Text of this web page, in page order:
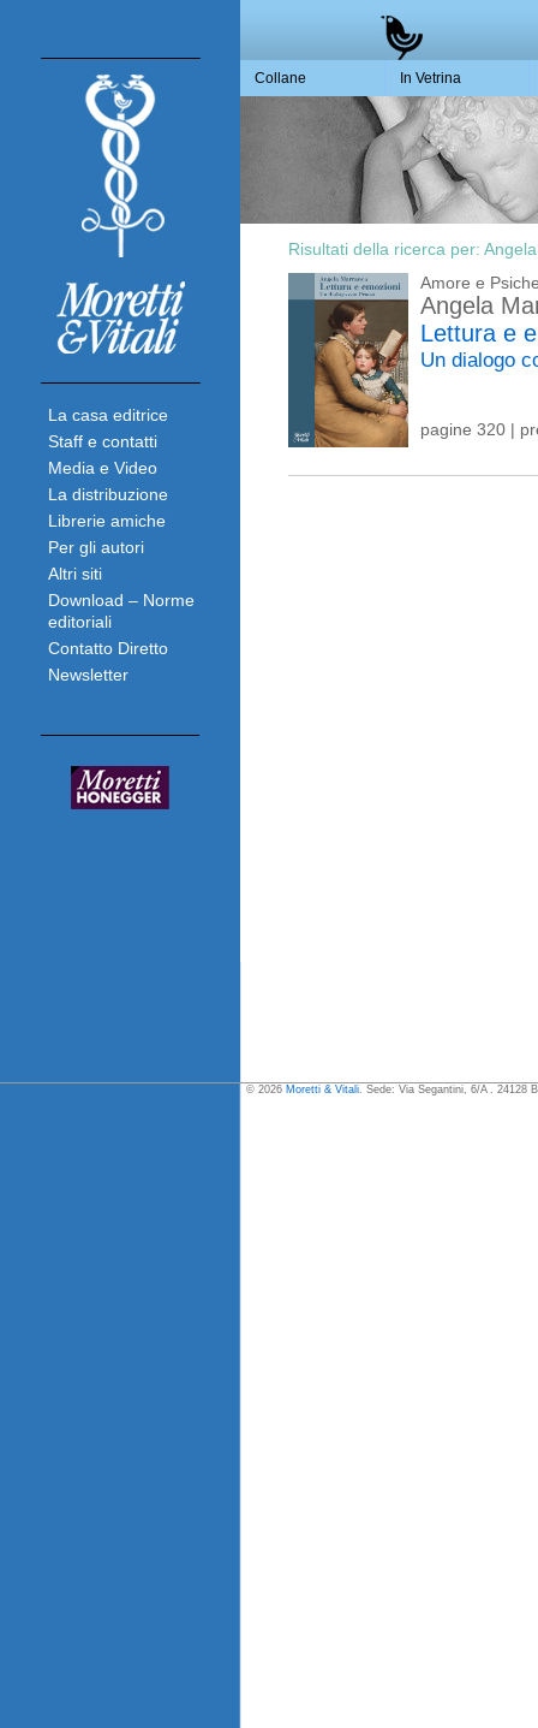
La casa editrice
Staff e contatti
Media e Video
La distribuzione
Librerie amiche
Per gli autori
Altri siti
Download – Norme
editoriali
Contatto Diretto
Newsletter
Collane In Vetrina
Risultati della ricerca per:
Amore e
Angela
Lettura e
Un dialogo
pagine 320 |
© 2026 Moretti & Vitali. Sede: Via Segantini, 6/A . 24128